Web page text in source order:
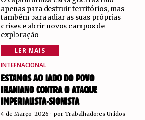
apenas para destruir territórios, mas
também para adiar as suas próprias
crises e abrir novos campos de
exploração
LER MAIS
INTERNACIONAL
ESTAMOS AO LADO DO POVO
IRANIANO CONTRA O ATAQUE
IMPERIALISTA-SIONISTA
4 de Março, 2026 por Trabalhadores Unidos